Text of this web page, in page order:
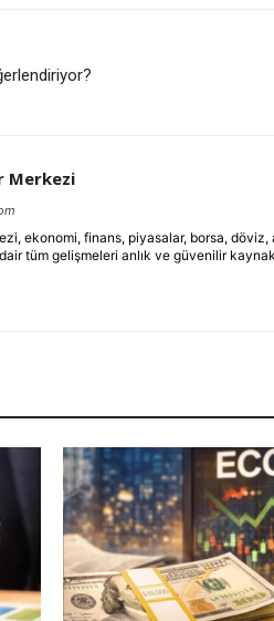
Merkezi
ekonomi, finans, piyasalar, borsa, döviz,
tüm gelişmeleri anlık ve güvenilir